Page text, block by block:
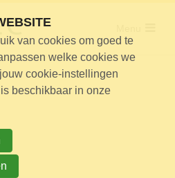
nodig?
ons
van cookies om goed te
welke cookies we
cookie-instellingen
beschikbaar in onze